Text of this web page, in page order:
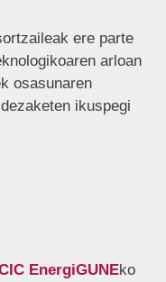
ere parte
arloan
osasunaren
ikuspegi
EnergiGUNEko